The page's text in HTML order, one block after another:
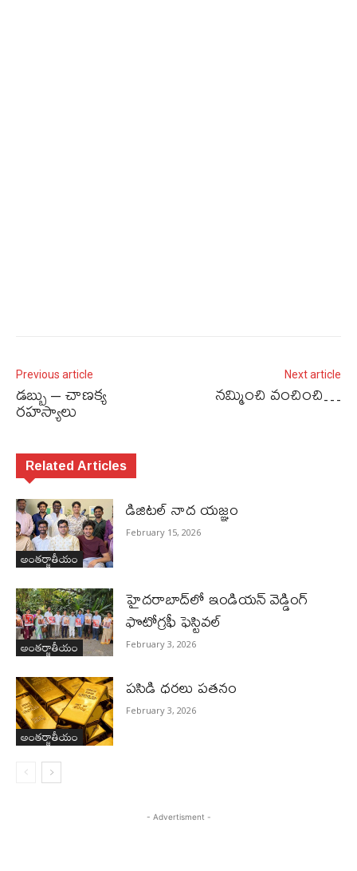
Previous article
డబ్బు – చాణక్య
రహస్యాలు
Next article
నమ్మించి వంచించి…
Related Articles
అంతర్జాతీయం
డిజిటల్ నాద యజ్ఞం
February 15, 2026
అంతర్జాతీయం
హైదరాబాద్‌లో ఇండియన్ వెడ్డింగ్
ఫొటోగ్రఫీ ఫెస్టివల్
February 3, 2026
అంతర్జాతీయం
పసిడి ధరలు పతనం
February 3, 2026
- Advertisment -